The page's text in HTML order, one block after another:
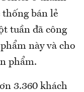
bán lẻ
tuần đã công
này và cho
phẩm.
3.360 khách